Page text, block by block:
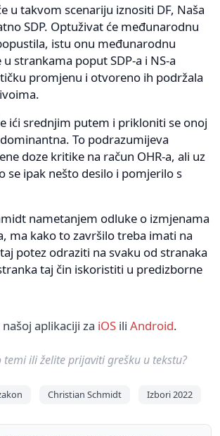
u takvom scenariju iznositi DF, Naša
SDP. Optuživat će međunarodnu
istu onu međunarodnu
strankama poput SDP-a i NS-a
promjenu i otvoreno ih podržala
ići srednjim putem i prikloniti se onoj
To podrazumijeva
doze kritike na račun OHR-a, ali uz
se ipak nešto desilo i pomjerilo s
nametanjem odluke o izmjenama
ma kako to završilo treba imati na
potez odraziti na svaku od stranaka
taj čin iskoristiti u predizborne
aplikaciji za iOS ili Android.
temi ili želite prijaviti grešku u tekstu?
Christian Schmidt Izbori 2022